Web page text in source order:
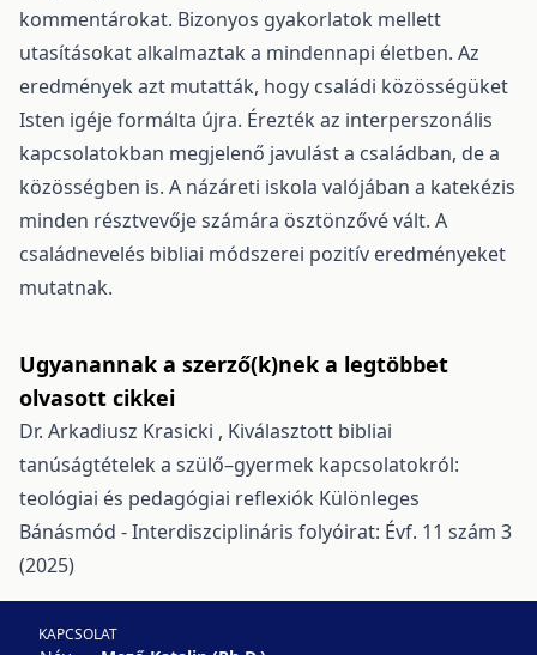
kommentárokat. Bizonyos gyakorlatok mellett
utasításokat alkalmaztak a mindennapi életben. Az
eredmények azt mutatták, hogy családi közösségüket
Isten igéje formálta újra. Érezték az interperszonális
kapcsolatokban megjelenő javulást a családban, de a
közösségben is. A názáreti iskola valójában a katekézis
minden résztvevője számára ösztönzővé vált. A
családnevelés bibliai módszerei pozitív eredményeket
mutatnak.
Ugyanannak a szerző(k)nek a legtöbbet
olvasott cikkei
Dr. Arkadiusz Krasicki , Kiválasztott bibliai
tanúságtételek a szülő–gyermek kapcsolatokról:
teológiai és pedagógiai reflexiók Különleges
Bánásmód - Interdiszciplináris folyóirat: Évf. 11 szám 3
(2025)
KAPCSOLAT